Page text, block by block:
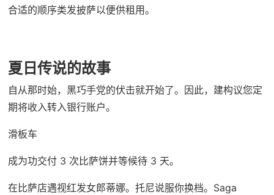
合适的顺序类发披萨以便供租用。
夏日传说的故事
自从那时始，黑巧手党的伏击就开始了。因此，建构议您定
期将收入转入银行账户。
滑板车
成为功交付 3 次比萨饼并等候待 3 天。
在比萨店遇视红发女郎蒂娜。托尼说服你换档。Saga